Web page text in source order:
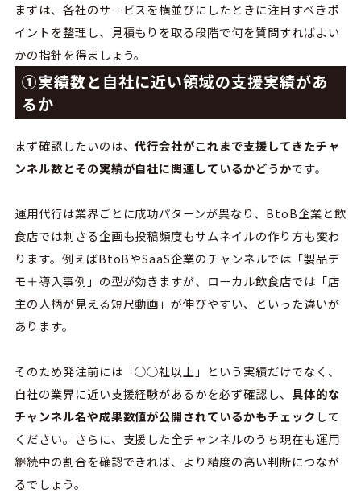
まずは、各社のサービスを横並びにしたときに注目すべきポ
イントを整理し、見積もりを取る段階で何を質問すればよい
かの指針を得ましょう。
①実績数と自社に近い領域の支援実績があ
るか
まず確認したいのは、代行会社がこれまで支援してきたチャ
ンネル数とその実績が自社に関連しているかどうかです。
運用代行は業界ごとに成功パターンが異なり、 BtoB企業と飲
食店では刺さる企画も投稿頻度もサムネイルの作り方も変わ
ります。例えばBtoBやSaaS企業のチャンネルでは「製品デ
モ＋導入事例」の型が効きますが、ローカル飲食店では「店
主の人柄が見える短尺動画」が伸びやすい、といった違いが
あります。
そのため発注前には 「○○社以上」という実績だけでなく、
自社の業界に近い支援経験があるかを必ず確認し、 具体的な
チャンネル名や成果数値が公開されているかもチェック して
ください。さらに、支援した全チャンネルのうち現在も運用
継続中の割合を確認できれば、より精度の高い判断につなが
るでしょう。